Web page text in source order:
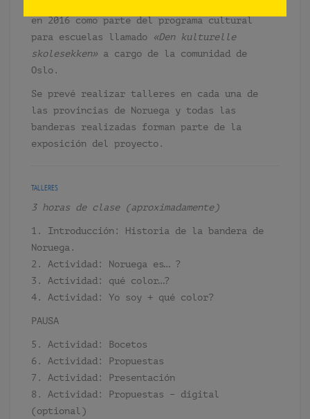
en 2016 como parte del programa cultural
para escuelas llamado «Den kulturelle
skolesekken» a cargo de la comunidad de
Oslo.
Se prevé realizar talleres en cada una de
las provincias de Noruega y todas las
banderas realizadas forman parte de la
exposición del proyecto.
TALLERES
3 horas de clase (aproximadamente)
1. Introducción: Historia de la bandera de
Noruega.
2. Actividad: Noruega es… ?
3. Actividad: qué color…?
4. Actividad: Yo soy + qué color?
PAUSA
5. Actividad: Bocetos
6. Actividad: Propuestas
7. Actividad: Presentación
8. Actividad: Propuestas – digital
(optional)